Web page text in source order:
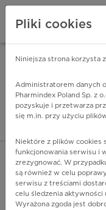
ZALOGUJ
Pliki cookies
Niniejsza strona korzysta
Administratorem danych
Pharmindex Poland Sp. z
pozyskuje i przetwarza
się m.in. przy użyciu
Niektóre z plików cookies
funkcjonowania serwisu i
zrezygnować. W
są również w celu
serwisu z treściami
celu śledzenia
Wyrażona zgoda jest
ZA DARMO